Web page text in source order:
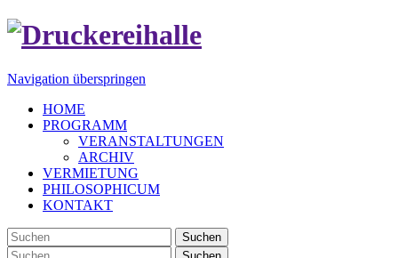
Navigation überspringen
HOME
PROGRAMM
VERANSTALTUNGEN
ARCHIV
VERMIETUNG
PHILOSOPHICUM
KONTAKT
Suchen